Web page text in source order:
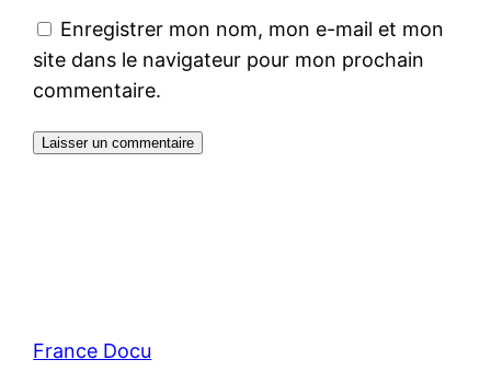
Enregistrer mon nom, mon e-mail et mon
site dans le navigateur pour mon prochain
commentaire.
France Docu